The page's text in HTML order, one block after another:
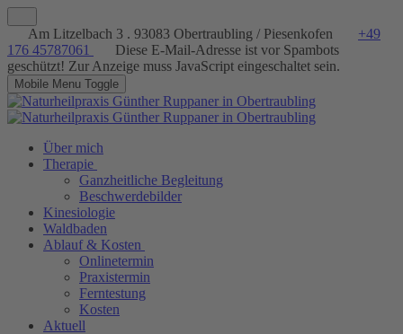
Am Litzelbach 3 . 93083 Obertraubling / Piesenkofen
+49
176 45787061
Diese E-Mail-Adresse ist vor Spambots
geschützt! Zur Anzeige muss JavaScript eingeschaltet sein.
Mobile Menu Toggle
Über mich
Therapie
Ganzheitliche Begleitung
Beschwerdebilder
Kinesiologie
Waldbaden
Ablauf & Kosten
Onlinetermin
Praxistermin
Ferntestung
Kosten
Aktuell